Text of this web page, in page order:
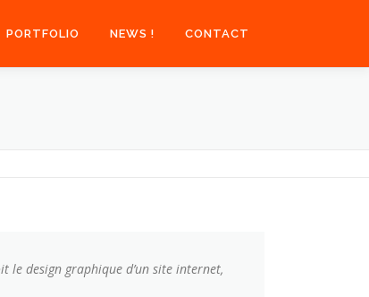
PORTFOLIO NEWS ! CONTACT
le design graphique d’un site internet,